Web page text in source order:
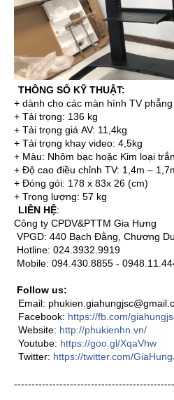
THÔNG SỐ KỸ THUẬT:
+ dành cho các màn hình TV
+ Tải trọng: 136 kg
+ Tải trọng giá AV: 11,4kg
+ Tải trọng khay video: 4,5kg
+ Màu: Nhôm bạc hoặc Kim loại
+ Độ cao điều chỉnh TV: 1,4m –
+ Đóng gói: 178 x 83x 26 (cm)
+ Trọng lượng: 57 kg
LIÊN HỆ:
Công ty CPDV&PTTM Gia Hưng
VPGD: 440 Bạch Đằng, Chương
Hotline: 024.3932.9919
Mobile: 094.430.8855 -
Follow us:
Email:
Facebook: https://fb.com/
Website: http://phukienhn.vn/
Youtube: https://goo.gl/XqaVhw
Twitter: https://twitter.com/